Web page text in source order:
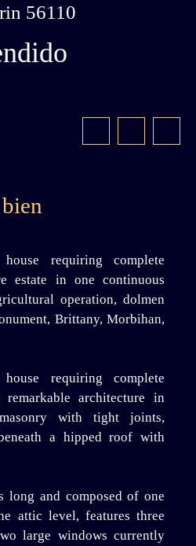
56110
requiring complete
estate in one continuous
operation, dolmen
Brittany, Morbihan,
requiring complete
remarkable architecture in
with tight joints,
a hipped roof with
long and composed of one
attic level, features three
large windows currently